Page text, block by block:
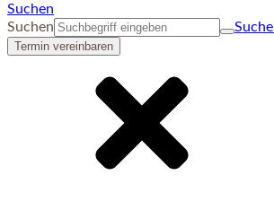
Suchen
Suchen
Termin vereinbaren